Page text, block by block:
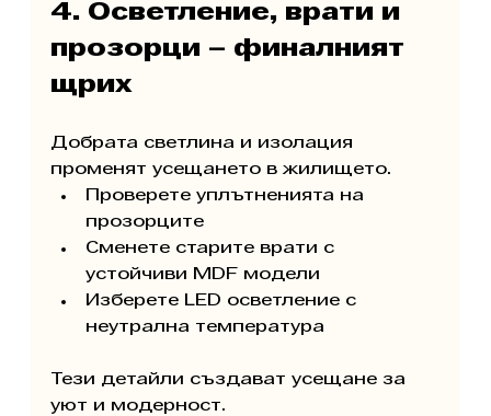
4. Осветление, врати и
прозорци – финалният
щрих
Добрата светлина и изолация
променят усещането в жилището.
Проверете уплътненията на
прозорците
Сменете старите врати с
устойчиви MDF модели
Изберете LED осветление с
неутрална температура
Тези детайли създават усещане за
уют и модерност.